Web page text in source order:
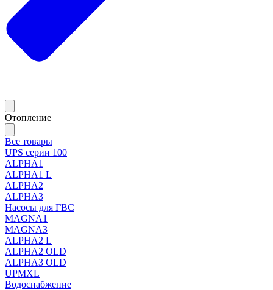
Отопление
Все товары
UPS серии 100
ALPHA1
ALPHA1 L
ALPHA2
ALPHA3
Насосы для ГВС
MAGNA1
MAGNA3
ALPHA2 L
ALPHA2 OLD
ALPHA3 OLD
UPMXL
Водоснабжение